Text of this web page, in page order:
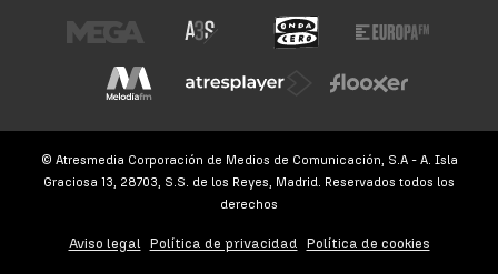
© Atresmedia Corporación de Medios de Comunicación, S.A - A. Isla
Graciosa 13, 28703, S.S. de los Reyes, Madrid. Reservados todos los
derechos
Aviso legal Política de privacidad Política de cookies